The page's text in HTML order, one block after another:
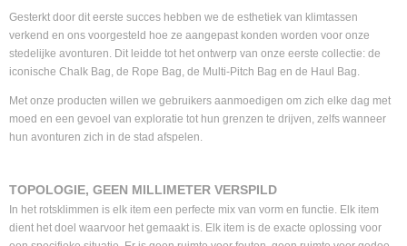
Gesterkt door dit eerste succes hebben we de esthetiek van klimtassen
verkend en ons voorgesteld hoe ze aangepast konden worden voor onze
stedelijke avonturen. Dit leidde tot het ontwerp van onze eerste collectie: de
iconische Chalk Bag, de Rope Bag, de Multi-Pitch Bag en de Haul Bag.
Met onze producten willen we gebruikers aanmoedigen om zich elke dag met
moed en een gevoel van exploratie tot hun grenzen te drijven, zelfs wanneer
hun avonturen zich in de stad afspelen.
TOPOLOGIE, GEEN MILLIMETER VERSPILD
In het rotsklimmen is elk item een perfecte mix van vorm en functie. Elk item
dient het doel waarvoor het gemaakt is. Elk item is de exacte oplossing voor